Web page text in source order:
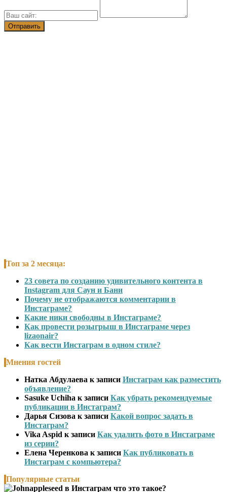
Топ за 2 месяца:
23 совета по созданию удивительного контента в
Instagram для Саун и Бани
Почему не отображаются комментарии в
Инстаграме?
Какие ники свободны в Инстаграме?
Как провести розыгрыш в Инстаграме через
lizaonair?
Как вести Инстаграм в одном стиле?
Мнения гостей
Натка Абдулаева к записи Инстаграм как разместить
объявление?
Sasuke Uchiha к записи Как убрать рекомендуемые
публикации в Инстаграм?
Дарья Сизова к записи Какой вопрос задать в
Инстаграм?
Vika Aspid к записи Как удалить фото в Инстаграме
из серии?
Елена Черенкова к записи Как публиковать в
Инстаграм с компьютера?
Популярные статьи